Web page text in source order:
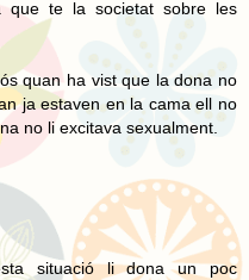
que te la societat sobre les
quan ha vist que la dona no
ja estaven en la cama ell no
no li excitava sexualment.
situació li dona un poc